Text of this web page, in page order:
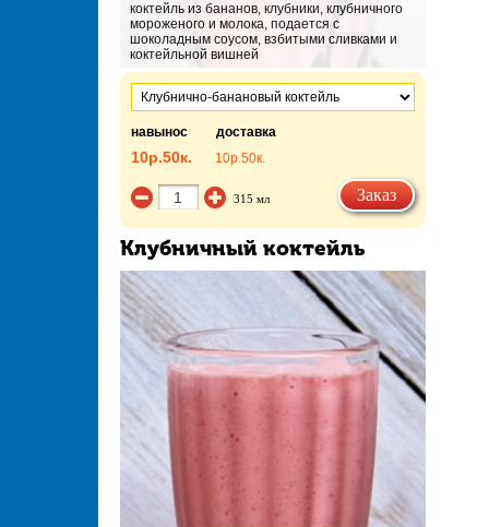
коктейль из бананов, клубники, клубничного
мороженого и молока, подается с
шоколадным соусом, взбитыми сливками и
коктейльной вишней
навынос доставка
10р.50к. 10р.50к.
315 мл Заказ
Клубничный коктейль